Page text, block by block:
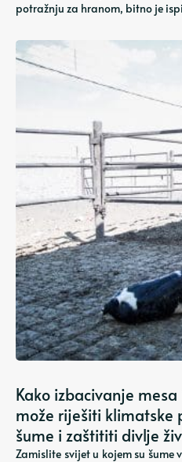
potražnju za hranom, bitno je
Kako izbacivanje
može riješiti klimatske
šume i zaštititi divlje
Zamislite svijet u kojem su šume